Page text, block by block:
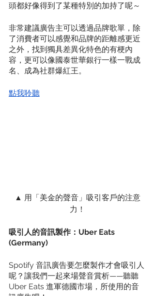
頭都好像得到了某種特別的加持了呢～
非常建議廣告主可以透過品牌歌單，除
了消費者可以感覺和品牌的距離感更近
之外，找到獨具差異化特色的有梗內
容，更可以像國泰世華銀行一樣一戰成
名、成為社群爆紅王。
點我聆聽
▲ 用「美金的聲音」吸引客戶的注意
力！
吸引人的音訊製作：Uber Eats
(Germany)
Spotify 音訊廣告要怎麼製作才會吸引人
呢？讓我們一起來場聲音賞析——聽聽
Uber Eats 進軍德國市場，所使用的音